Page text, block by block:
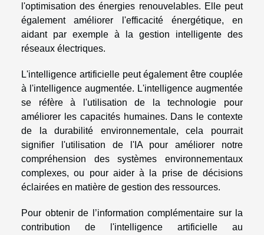
l'optimisation des énergies renouvelables. Elle peut
également améliorer l'efficacité énergétique, en
aidant par exemple à la gestion intelligente des
réseaux électriques.
L'intelligence artificielle peut également être couplée
à l'intelligence augmentée. L'intelligence augmentée
se réfère à l'utilisation de la technologie pour
améliorer les capacités humaines. Dans le contexte
de la durabilité environnementale, cela pourrait
signifier l'utilisation de l'IA pour améliorer notre
compréhension des systèmes environnementaux
complexes, ou pour aider à la prise de décisions
éclairées en matière de gestion des ressources.
Pour obtenir de l’information complémentaire sur la
contribution de l'intelligence artificielle au